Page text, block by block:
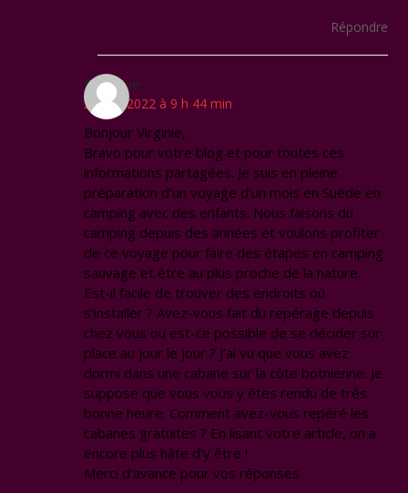
Répondre
Séverine
24 juin 2022 à 9 h 44 min
Bonjour Virginie,
Bravo pour votre blog et pour toutes ces
informations partagées. Je suis en pleine
préparation d’un voyage d’un mois en Suède en
camping avec des enfants. Nous faisons du
camping depuis des années et voulons profiter
de ce voyage pour faire des étapes en camping
sauvage et être au plus proche de la nature.
Est-il facile de trouver des endroits où
s’installer ? Avez-vous fait du repérage depuis
chez vous ou est-ce possible de se décider sur
place au jour le jour ? J’ai vu que vous avez
dormi dans une cabane sur la côte botnienne. Je
suppose que vous vous y êtes rendu de très
bonne heure. Comment avez-vous repéré les
cabanes gratuites ? En lisant votre article, on a
encore plus hâte d’y être !
Merci d’avance pour vos réponses